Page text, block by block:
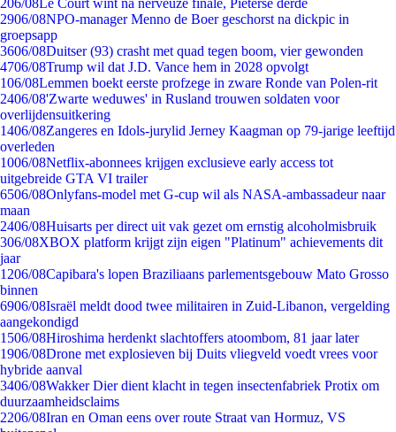
206/08Le Court wint na nerveuze finale, Pieterse derde
2906/08NPO-manager Menno de Boer geschorst na dickpic in
groepsapp
3606/08Duitser (93) crasht met quad tegen boom, vier gewonden
4706/08Trump wil dat J.D. Vance hem in 2028 opvolgt
106/08Lemmen boekt eerste profzege in zware Ronde van Polen-rit
2406/08'Zwarte weduwes' in Rusland trouwen soldaten voor
overlijdensuitkering
1406/08Zangeres en Idols-jurylid Jerney Kaagman op 79-jarige leeftijd
overleden
1006/08Netflix-abonnees krijgen exclusieve early access tot
uitgebreide GTA VI trailer
6506/08Onlyfans-model met G-cup wil als NASA-ambassadeur naar
maan
2406/08Huisarts per direct uit vak gezet om ernstig alcoholmisbruik
306/08XBOX platform krijgt zijn eigen "Platinum" achievements dit
jaar
1206/08Capibara's lopen Braziliaans parlementsgebouw Mato Grosso
binnen
6906/08Israël meldt dood twee militairen in Zuid-Libanon, vergelding
aangekondigd
1506/08Hiroshima herdenkt slachtoffers atoombom, 81 jaar later
1906/08Drone met explosieven bij Duits vliegveld voedt vrees voor
hybride aanval
3406/08Wakker Dier dient klacht in tegen insectenfabriek Protix om
duurzaamheidsclaims
2206/08Iran en Oman eens over route Straat van Hormuz, VS